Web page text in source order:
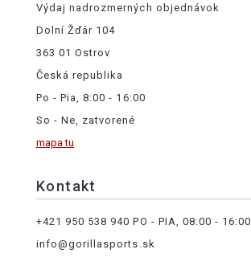
Výdaj nadrozmerných objednávok
Dolní Žďár 104
363 01 Ostrov
Česká republika
Po - Pia, 8:00 - 16:00
So - Ne, zatvorené
mapa tu
Kontakt
+421 950 538 940 PO - PIA, 08:00 - 16:00
info@gorillasports.sk